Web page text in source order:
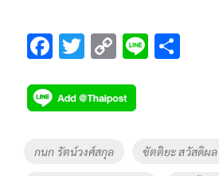
F
e
b
o
T
tt
er
C
p
y
Li
Tags
กนก รัตน์วงศ์สกุล ขัตติยะ สวัสดิผล